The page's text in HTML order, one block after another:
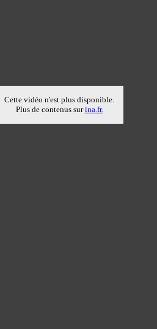
Cette vidéo n'est plus disponible.
Plus de contenus surina.fr.